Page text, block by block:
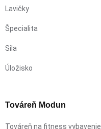
Lavičky
Špecialita
Sila
Úložisko
Továreň Modun
Továreň na fitness vybavenie